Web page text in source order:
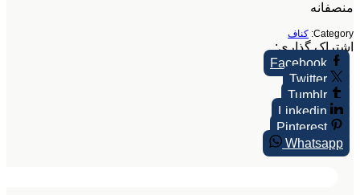
منصفانه
Category: کناف
اشتراک گذاری:
Facebook
Twitter
Tumblr
Linkedin
Pinterest
Whatsapp